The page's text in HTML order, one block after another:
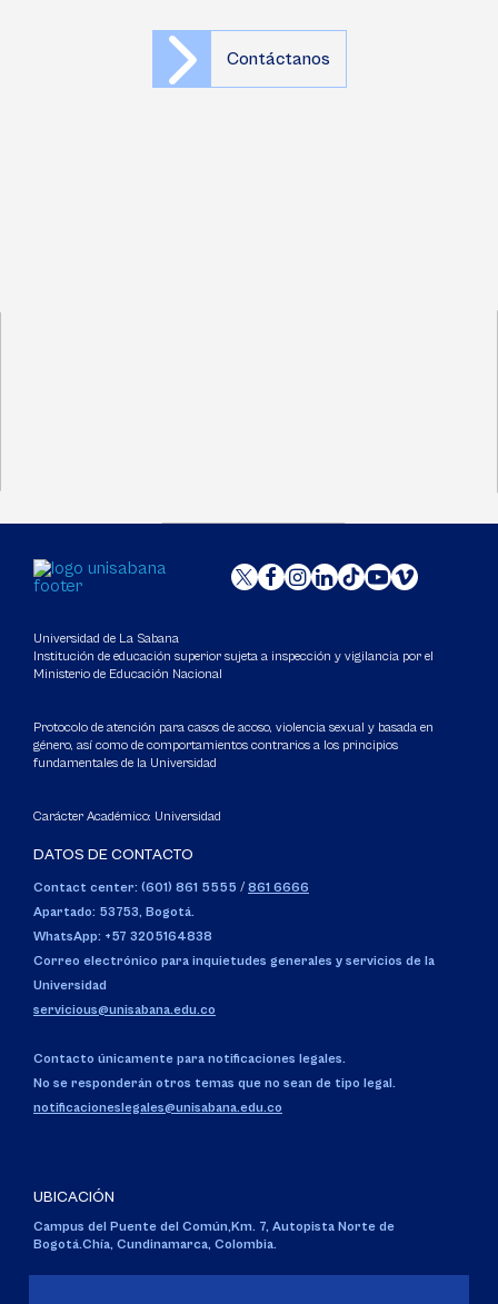
Contáctanos
Universidad de La Sabana
Institución de educación superior sujeta a inspección y vigilancia por el
Ministerio de Educación Nacional
Protocolo de atención para casos de acoso, violencia sexual y basada en
género, así como de comportamientos contrarios a los principios
fundamentales de la Universidad
Carácter Académico: Universidad
DATOS DE CONTACTO
Contact center: (601) 861 5555 / 861 6666
Apartado: 53753, Bogotá.
WhatsApp: +57 3205164838
Correo electrónico para inquietudes generales y servicios de la
Universidad
servicious@unisabana.edu.co
Contacto únicamente para notificaciones legales.
No se responderán otros temas que no sean de tipo legal.
notificacioneslegales@unisabana.edu.co
UBICACIÓN
Campus del Puente del Común,Km. 7, Autopista Norte de
Bogotá.Chía, Cundinamarca, Colombia.